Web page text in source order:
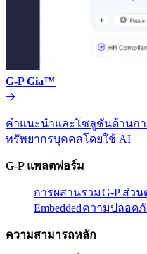
G-P Gia™​​
คำแนะนำและโซลูชันด้านก
ทรัพยากรบุคคลโดยใช้ AI​​
G-P แพลตฟอร์ม​​
การผสานรวม​​G-P ส่ว
Embedded​​ความปลอด
ความสามารถหลัก​​